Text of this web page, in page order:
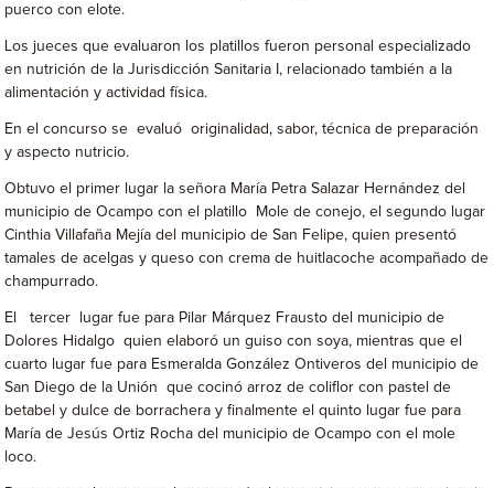
puerco con elote.
Los jueces que evaluaron los platillos fueron personal especializado
en nutrición de la Jurisdicción Sanitaria I, relacionado también a la
alimentación y actividad física.
En el concurso se evaluó originalidad, sabor, técnica de preparación
y aspecto nutricio.
Obtuvo el primer lugar la señora María Petra Salazar Hernández del
municipio de Ocampo con el platillo Mole de conejo, el segundo lugar
Cinthia Villafaña Mejía del municipio de San Felipe, quien presentó
tamales de acelgas y queso con crema de huitlacoche acompañado de
champurrado.
El tercer lugar fue para Pilar Márquez Frausto del municipio de
Dolores Hidalgo quien elaboró un guiso con soya, mientras que el
cuarto lugar fue para Esmeralda González Ontiveros del municipio de
San Diego de la Unión que cocinó arroz de coliflor con pastel de
betabel y dulce de borrachera y finalmente el quinto lugar fue para
María de Jesús Ortiz Rocha del municipio de Ocampo con el mole
loco.